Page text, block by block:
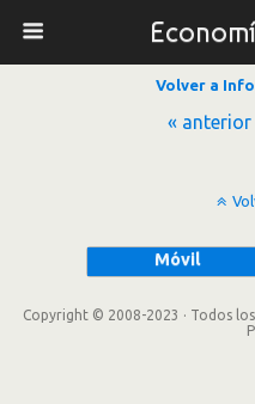
Volver a
« anterior
Móvil
Copyright © 2008-2023 · Todos